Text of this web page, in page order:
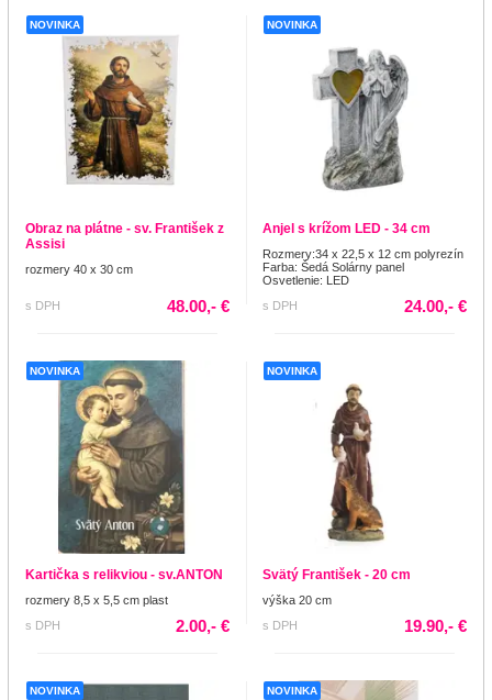
NOVINKA
Obraz na plátne - sv. František z
Assisi
rozmery 40 x 30 cm
s DPH 48.00,- €
NOVINKA
Anjel s krížom LED - 34 cm
Rozmery:34 x 22,5 x 12 cm polyrezín
Farba: Šedá Solárny panel
Osvetlenie: LED
s DPH
24.00,- €
NOVINKA
Kartička s relikviou - sv.ANTON
rozmery 8,5 x 5,5 cm plast
s DPH
2.00,- €
NOVINKA
Svätý František - 20 cm
výška 20 cm
s DPH
19.90,- €
NOVINKA NOVINKA